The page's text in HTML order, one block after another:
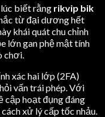
biết rằng rikvip bik
từ đại dương hết
khái quát chu chỉnh
lớn gan phệ mật tính
chơi.
xác hai lớp (2FA)
vấn trái phép. Với
cập hoạt đụng đáng
xử lý cấp tốc nhảu.